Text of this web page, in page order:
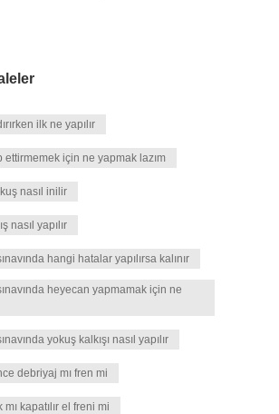
ilk ne yapılır
ettirmemek için ne yapmak lazım
nasıl inilir
nasıl yapılır
hangi hatalar yapılırsa kalınır
heyecan yapmamak için ne
yokuş kalkışı nasıl yapılır
debriyaj mı fren mi
kapatılır el freni mi